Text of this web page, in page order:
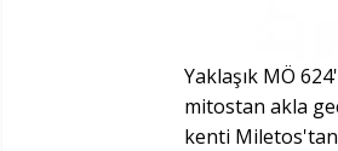
Yaklaşık MÖ
mitostan akla
kenti